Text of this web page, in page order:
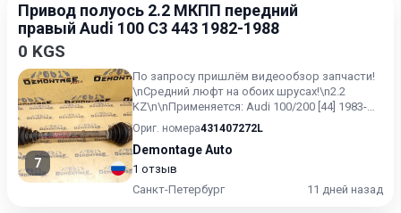
Привод полуось 2.2 МКПП передний
правый Audi 100 C3 443 1982-1988
0 KGS
7
По запросу пришлём видеообзор запчасти!
\nСредний люфт на обоих шрусах!\n2.2
KZ\n\nПрименяется: Audi 100/200 [44] 1983-
1991\nAudi 100/200 [4...
Ориг. номера431407272L
Demontage Auto
1 отзыв
Санкт-Петербург
11 дней назад